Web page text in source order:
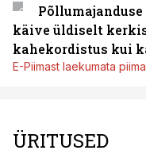
käive üldiselt
kahekordistus kui
E-Piimast laekumata
ÜRITUSED